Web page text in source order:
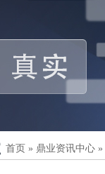
首页 » 鼎业资讯中心 »